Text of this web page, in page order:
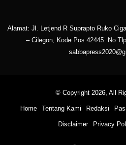
Alamat: Jl. Letjend R Suprapto Ruko
– Cilegon, Kode Pos 42445. No Tlp
© Copyright 2026, All
Home Tentang Kami Redaksi
Disclaimer Privacy